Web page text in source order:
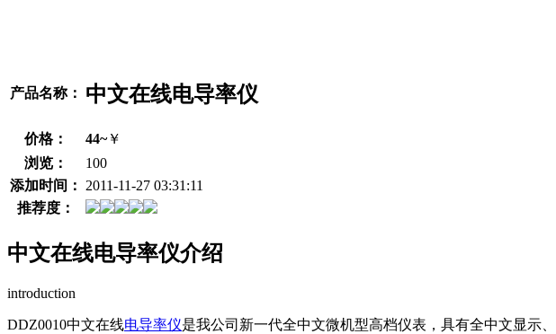
产品名称： 中文在线电导率仪
价格： 44~￥
浏览：
100
添加时间：
2011-11-27 03:31:11
推荐度：
中文在线电导率仪介绍
introduction
DDZ0010中文在线电导率仪是我公司新一代全中文微机型高档仪表，具有全中文显示